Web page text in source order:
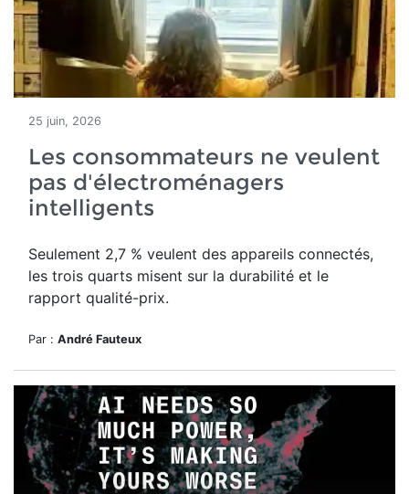
25 juin, 2026
Les consommateurs ne veulent
pas d'électroménagers
intelligents
Seulement 2,7 % veulent des appareils connectés,
les trois quarts misent sur la durabilité et le
rapport qualité-prix.
Par : André Fauteux